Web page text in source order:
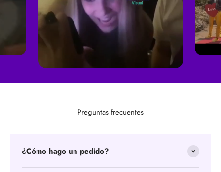
Preguntas frecuentes
¿Cómo hago un pedido?